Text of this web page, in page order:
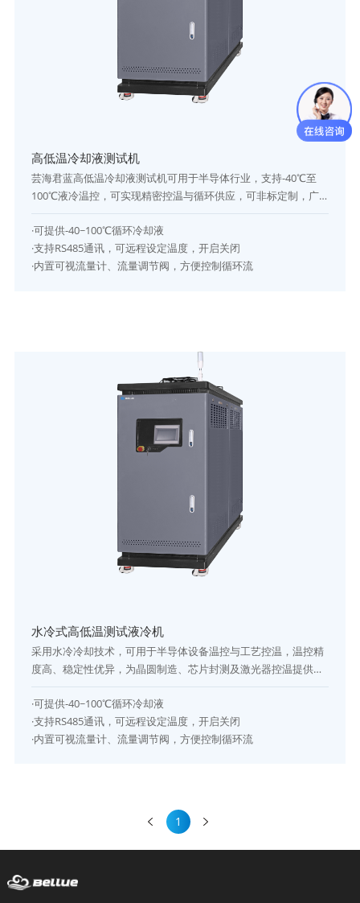
高低温冷却液测试机
芸海君蓝高低温冷却液测试机可用于半导体行业，支持-40℃至
100℃液冷温控，可实现精密控温与循环供应，可非标定制，广
统高性能设备。
·可提供-40~100℃循环冷却液
·支持RS485通讯，可远程设定温度，开启关闭
·内置可视流量计、流量调节阀，方便控制循环流
水冷式高低温测试液冷机
采用水冷冷却技术，可用于半导体设备温控与工艺控温，温控精
度高、稳定性优异，为晶圆制造、芯片封测及激光器控温提供可
·可提供-40~100℃循环冷却液
·支持RS485通讯，可远程设定温度，开启关闭
·内置可视流量计、流量调节阀，方便控制循环流
1